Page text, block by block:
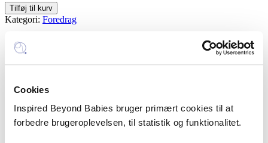
Cookies
Inspired Beyond Babies bruger primært cookies til at
forbedre brugeroplevelsen, til statistik og funktionalitet.
Del
dig
stærkere
Tilføj til kurv
Kategori: Foredrag
Inspired Beyond Babies
Mail:hello@inspiredbeyondbabies.dk
FAQ – spørgsmål og svar